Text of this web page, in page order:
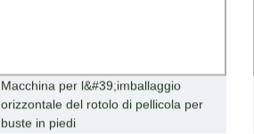
Macchina per l&#39;imballaggio
orizzontale del rotolo di pellicola per
buste in piedi